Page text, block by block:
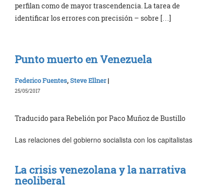
perfilan como de mayor trascendencia. La tarea de
identificar los errores con precisión – sobre […]
Punto muerto en Venezuela
Federico Fuentes,Steve Ellner|
25/05/2017
Traducido para Rebelión por Paco Muñoz de Bustillo
Las relaciones del gobierno socialista con los capitalistas
La crisis venezolana y la narrativa
neoliberal